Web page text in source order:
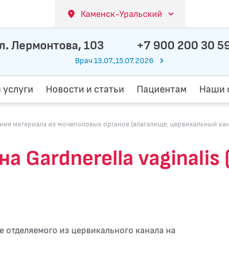
Каменск-Уральский
Лермонтова, 103 +7 900 200 30
Врач 13.07.,15.07.2026
Новости и статьи Пациентам Наши
материала из мочеполовых органов (влагалище, цервикальный
Gardnerella vaginalis
из цервикального канала на